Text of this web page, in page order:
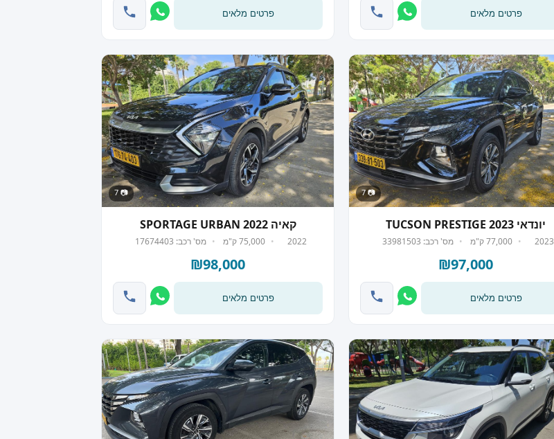
פרטים מלאים פרטים מלאים
📷 7
יונדאי TUCSON PRESTIGE 2023
2023 77,000 ק"מ מס' רכב: 33981503
₪97,000
פרטים מלאים
📷 7
קאיה SPORTAGE URBAN 2022
2022 75,000 ק"מ מס' רכב: 17674403
₪98,000
פרטים מלאים